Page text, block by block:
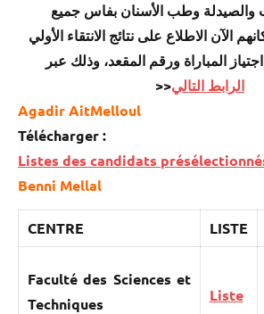
والصيدلة وطب الأسنان بفاس جميع
الآن الاطلاع على نتائج الانتقاء الأولي
>>الرابط التالي
Agadir AitMelloul
Télécharger :
Listes des candidats
Benni Mellal
CENTRE LISTE
Faculté des Sciences et
Techniques
Liste